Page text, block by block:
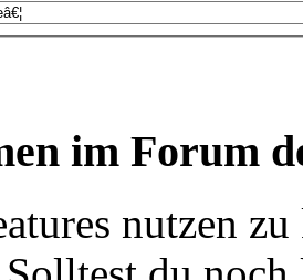
im Forum
nutzen